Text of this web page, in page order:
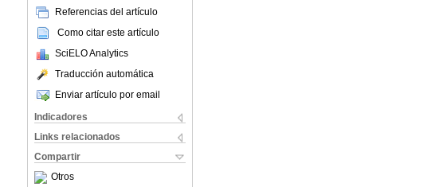
Referencias del artículo
Como citar este artículo
SciELO Analytics
Traducción automática
Enviar artículo por email
Indicadores
Links relacionados
Compartir
Otros